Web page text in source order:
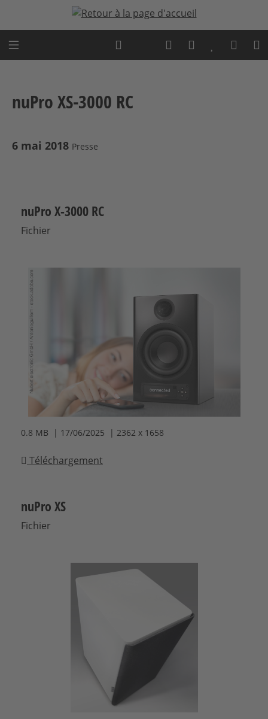
Passer au contenu principal
Expert advice
nuPro XS-3000 RC
6 mai 2018 Presse
nuPro X-3000 RC
Fichier
0.8 MB | 17/06/2025 | 2362 x 1658
Téléchargement
nuPro XS
Fichier